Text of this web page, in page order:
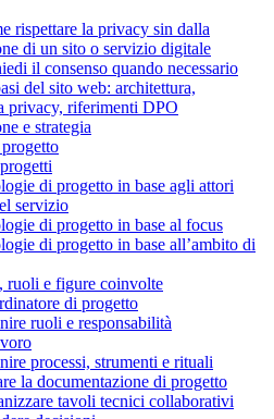
rispettare la privacy sin dalla
di un sito o servizio digitale
il consenso quando necessario
del sito web: architettura,
privacy, riferimenti DPO
e strategia
di progetto in base agli attori
servizio
di progetto in base al focus
di progetto in base all’ambito di
ruoli e figure coinvolte
di progetto
ruoli e responsabilità
processi, strumenti e rituali
la documentazione di progetto
tavoli tecnici collaborativi